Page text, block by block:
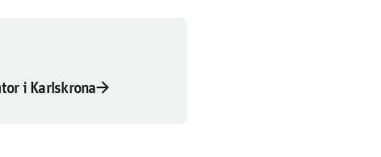
i Karlskronaarrow_forward